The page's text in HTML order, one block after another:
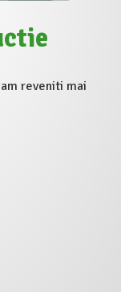
reveniti mai